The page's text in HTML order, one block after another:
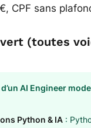
CPF sans
(toutes
AI Engineer
Python & IA :